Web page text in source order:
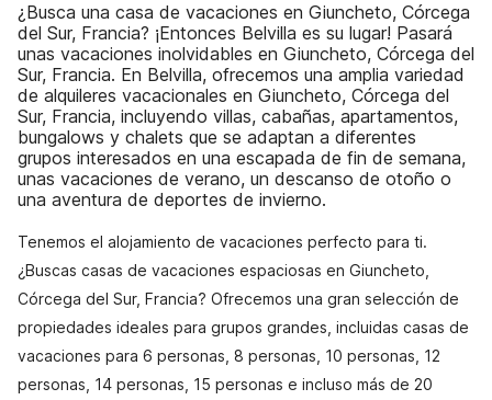
¿Busca una casa de vacaciones en Giuncheto, Córcega
del Sur, Francia? ¡Entonces Belvilla es su lugar! Pasará
unas vacaciones inolvidables en Giuncheto, Córcega del
Sur, Francia. En Belvilla, ofrecemos una amplia variedad
de alquileres vacacionales en Giuncheto, Córcega del
Sur, Francia, incluyendo villas, cabañas, apartamentos,
bungalows y chalets que se adaptan a diferentes
grupos interesados en una escapada de fin de semana,
unas vacaciones de verano, un descanso de otoño o
una aventura de deportes de invierno.
Tenemos el alojamiento de vacaciones perfecto para ti.
¿Buscas casas de vacaciones espaciosas en Giuncheto,
Córcega del Sur, Francia? Ofrecemos una gran selección de
propiedades ideales para grupos grandes, incluidas casas de
vacaciones para 6 personas, 8 personas, 10 personas, 12
personas, 14 personas, 15 personas e incluso más de 20